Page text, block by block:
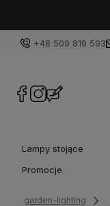
+48 509 819 593
Lampy stojące
Promocje
garden-lighting